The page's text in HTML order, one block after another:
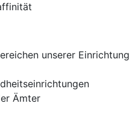
unserer Einrichtung
Ämter